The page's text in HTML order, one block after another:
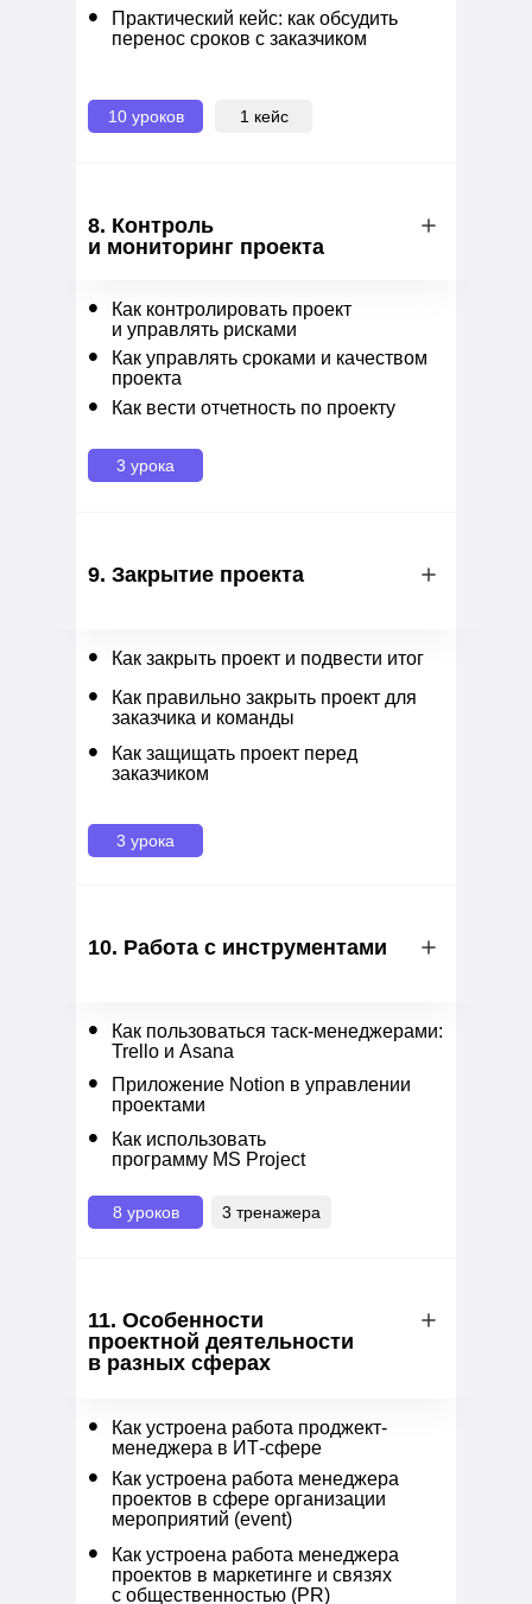
Практический кейс: как обсудить
перенос сроков с заказчиком
•
10 уроков 1 кейс
8. Контроль
и мониторинг проекта
Как вести отчетность по проекту
•
Как управлять сроками и качеством
проекта
•
Как контролировать проект
и управлять рисками
•
3 урока
9. Закрытие проекта
Как защищать проект перед
заказчиком
•
Как правильно закрыть проект для
заказчика и команды
•
Как закрыть проект и подвести итог
•
3 урока
10. Работа с инструментами
Как использовать
программу MS Project
•
Приложение Notion в управлении
проектами
•
Как пользоваться таск-менеджерами:
Trello и Asana
•
8 уроков 3 тренажера
11. Особенности
проектной деятельности
в разных сферах
Как устроена работа менеджера
проектов в маркетинге и связях
с общественностью (PR)
•
Как устроена работа менеджера
проектов в сфере организации
мероприятий (event)
•
Как устроена работа проджект-
менеджера в ИТ-сфере
•